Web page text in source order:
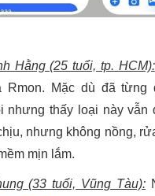
Hằng (25 tuổi, tp. HCM):
Rmon. Mặc dù đã từng
nhưng thấy loại này vẫn
nhưng không nồng,
mịn lắm.
(33 tuổi, Vũng Tàu):